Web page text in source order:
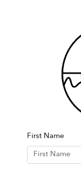
First Name